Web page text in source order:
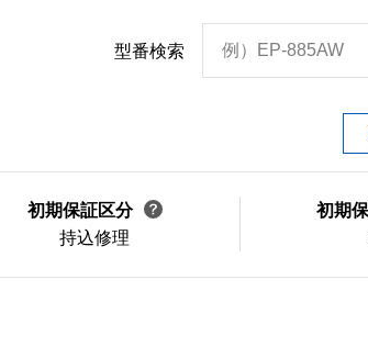
型番検索 例）EP-885AW
初期保証区分
持込修理
初期